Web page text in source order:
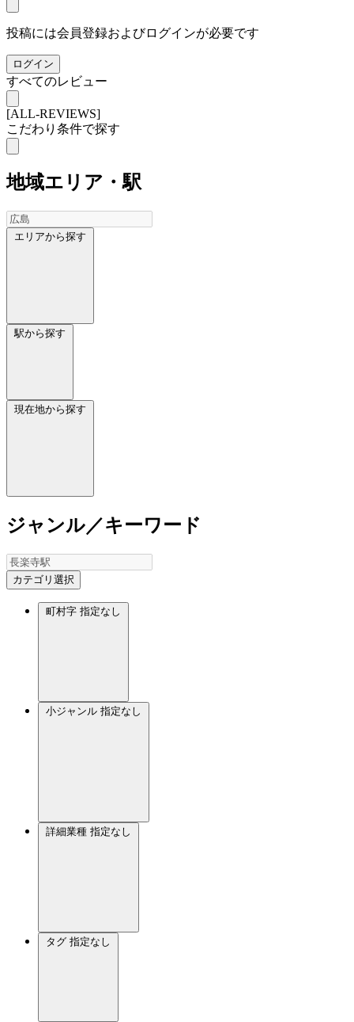
投稿には会員登録およびログインが必要です
ログイン
すべてのレビュー
[ALL-REVIEWS]
こだわり条件で探す
地域エリア・駅
エリアから探す
駅から探す
現在地から探す
ジャンル／キーワード
カテゴリ選択
町村字 指定なし
小ジャンル 指定なし
詳細業種 指定なし
タグ 指定なし